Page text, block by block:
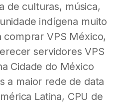
de culturas, música,
indígena muito
VPS México,
servidores VPS
Cidade do México
a maior rede de data
Latina, CPU de